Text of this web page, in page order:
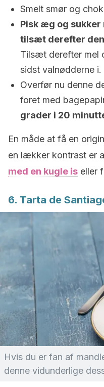
Smelt smør og
Pisk æg og sukker
tilsæt derefter
Tilsæt derefter mel
sidst valnødderne i.
Overfør nu denne
foret med
grader i 20
En måde at få en
en lækker kontrast er
med en kugle is eller
6. Tarta de
Hvis du er fan af
denne vidunderlige